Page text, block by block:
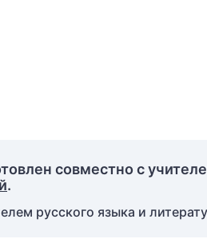
совместно с
.
русского языка и